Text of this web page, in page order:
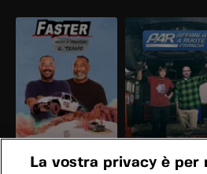
La vostra privacy è per